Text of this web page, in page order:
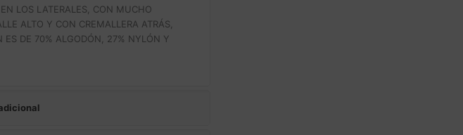
LOS LATERALES, CON MUCHO
ALTO Y CON CREMALLERA ATRÁS,
ES DE 70% ALGODÓN, 27% NYLÓN Y